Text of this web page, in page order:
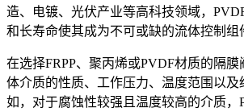
造、电镀、光伏产业等高科技领域，
和长寿命使其成为不可或缺的流体控制组
在选择FRPP、聚丙烯或PVDF材质的隔
体介质的性质、工作压力、温度范围以及
如，对于腐蚀性较强且温度较高的介质，